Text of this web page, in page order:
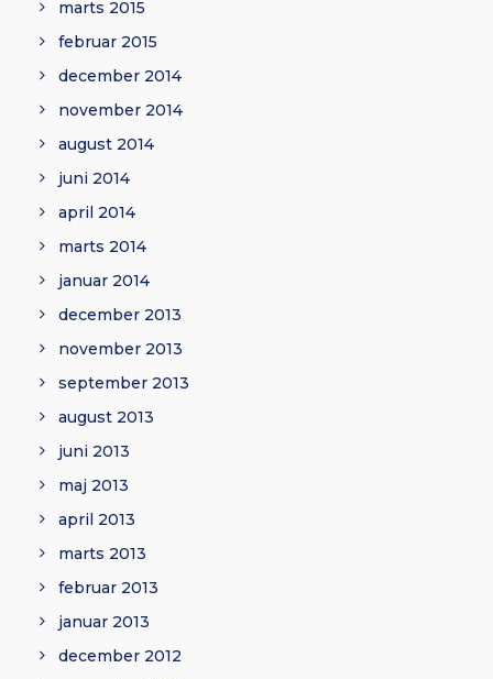
marts 2015
februar 2015
december 2014
november 2014
august 2014
juni 2014
april 2014
marts 2014
januar 2014
december 2013
november 2013
september 2013
august 2013
juni 2013
maj 2013
april 2013
marts 2013
februar 2013
januar 2013
december 2012